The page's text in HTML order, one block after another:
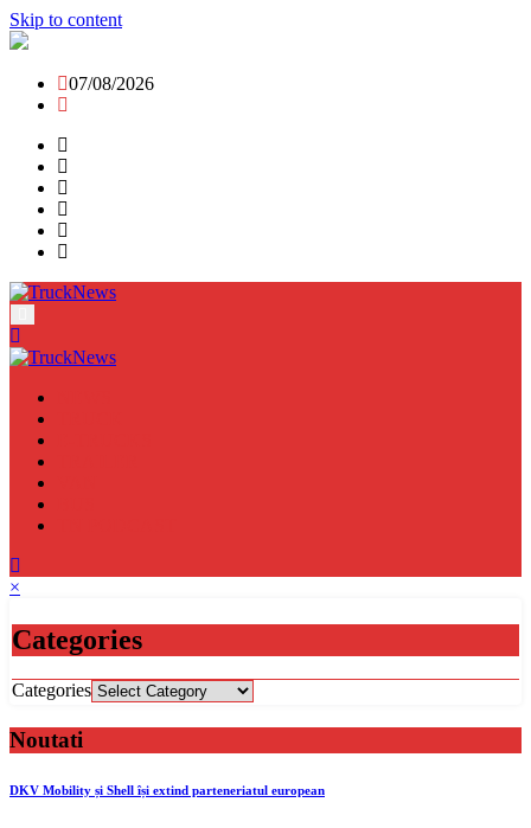
Skip to content
07/08/2026
×
Categories
Categories
Noutati
DKV Mobility și Shell își extind parteneriatul european